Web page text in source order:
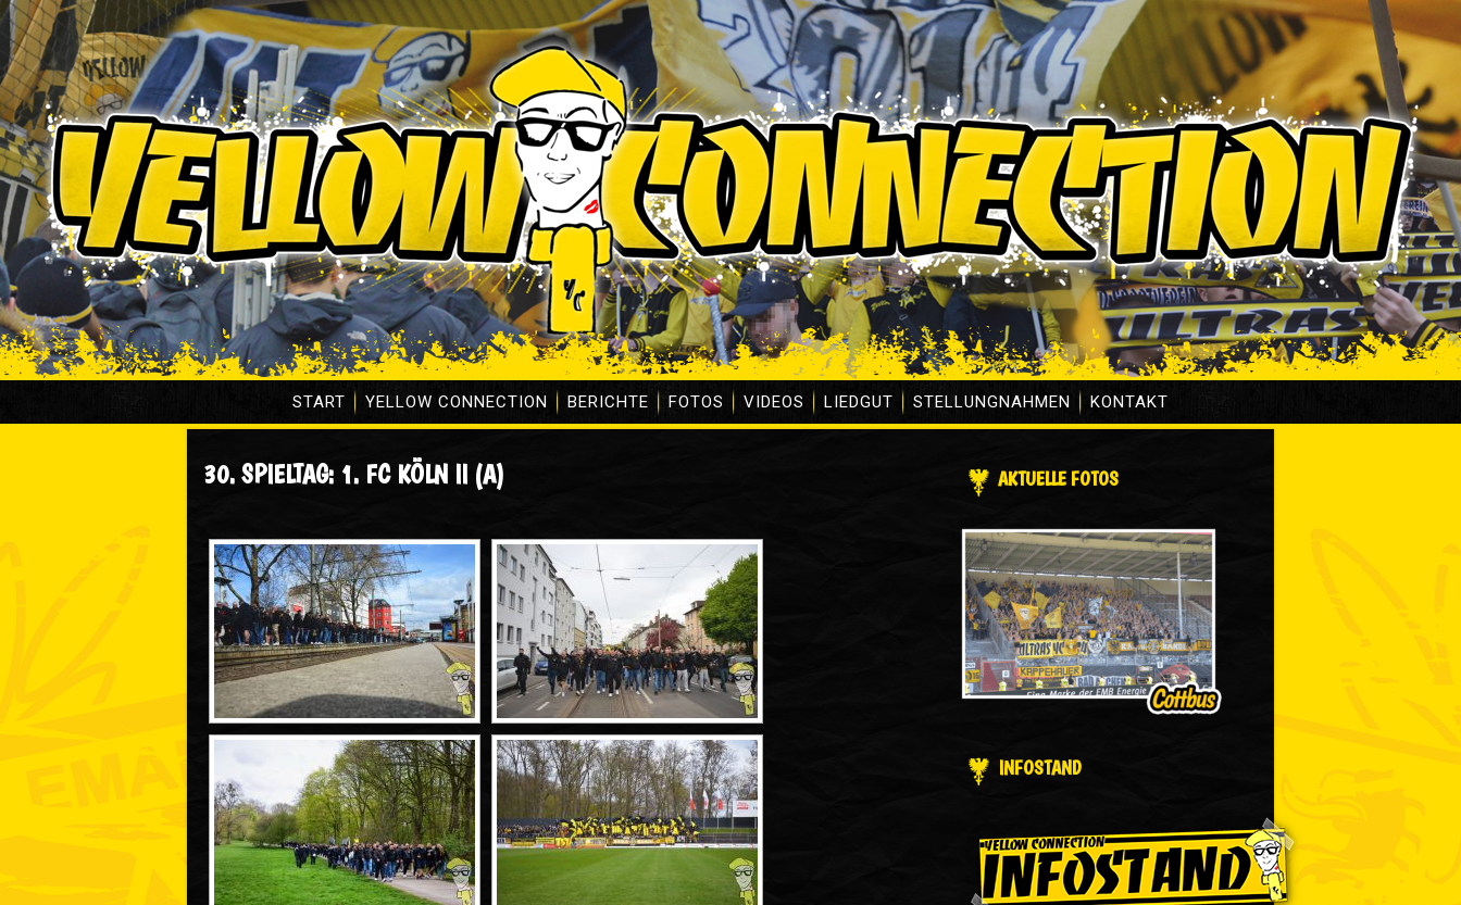
START YELLOW CONNECTION BERICHTE FOTOS VIDEOS LIEDGUT STELLUNGNAHMEN KONTAKT
30. SPIELTAG: 1. FC KÖLN II (A) AKTUELLE FOTOS
INFOSTAND